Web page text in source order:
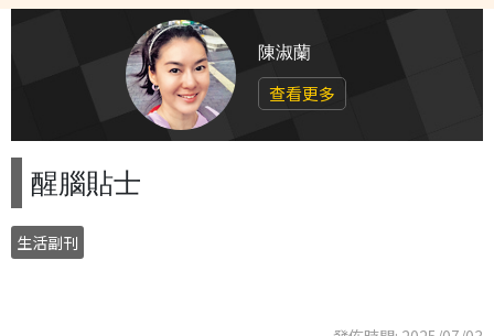
陳淑蘭
查看更多
醒腦貼士
生活副刊